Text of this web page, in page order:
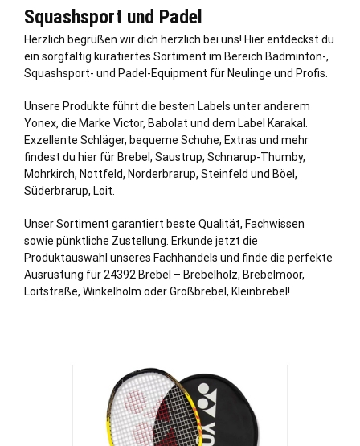
Squashsport und Padel
Herzlich begrüßen wir dich herzlich bei uns! Hier entdeckst du
ein sorgfältig kuratiertes Sortiment im Bereich Badminton-,
Squashsport- und Padel-Equipment für Neulinge und Profis.
Unsere Produkte führt die besten Labels unter anderem
Yonex, die Marke Victor, Babolat und dem Label Karakal.
Exzellente Schläger, bequeme Schuhe, Extras und mehr
findest du hier für Brebel, Saustrup, Schnarup-Thumby,
Mohrkirch, Nottfeld, Norderbrarup, Steinfeld und Böel ,
Süderbrarup, Loit
Unser Sortiment garantiert beste Qualität, Fachwissen
sowie pünktliche Zustellung. Erkunde jetzt die
Produktauswahl unseres Fachhandels und finde die perfekte
Ausrüstung für 24392 Brebel – Brebelholz, Brebelmoor,
Loitstraße, Winkelholm oder Großbrebel, Kleinbrebel!